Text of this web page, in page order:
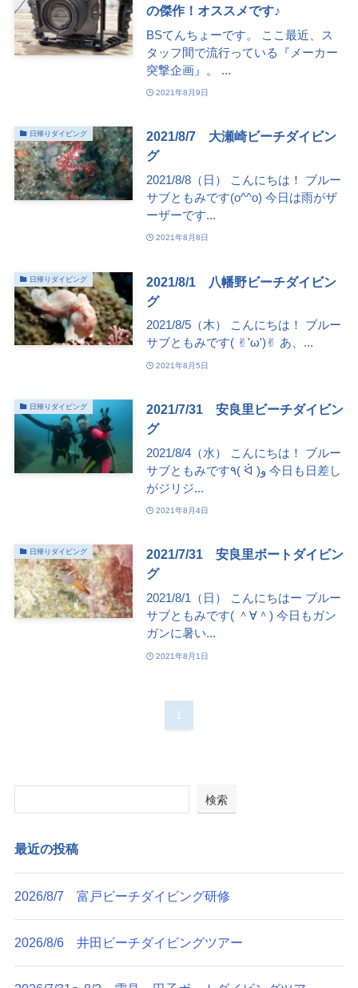
の傑作！オススメです♪
BSてんちょーです。 ここ最近、ス
タッフ間で流行っている『メーカー
突撃企画』。 ...
2021年8月9日
日帰りダイビング
2021/8/7 大瀬崎ビーチダイビン
グ
2021/8/8（日） こんにちは！ ブルー
サブともみです(o^^o) 今日は雨がザ
ーザーです...
2021年8月8日
日帰りダイビング
2021/8/1 八幡野ビーチダイビン
グ
2021/8/5（木） こんにちは！ ブルー
サブともみです( ✌︎'ω')✌︎ あ、...
2021年8月5日
日帰りダイビング
2021/7/31 安良里ビーチダイビン
グ
2021/8/4（水） こんにちは！ ブルー
サブともみです٩( ᐛ )و 今日も日差し
がジリジ...
2021年8月4日
日帰りダイビング
2021/7/31 安良里ボートダイビン
グ
2021/8/1（日） こんにちはー ブルー
サブともみです( ＾∀＾) 今日もガン
ガンに暑い...
2021年8月1日
1
検索
最近の投稿
2026/8/7 富戸ビーチダイビング研修
2026/8/6 井田ビーチダイビングツアー